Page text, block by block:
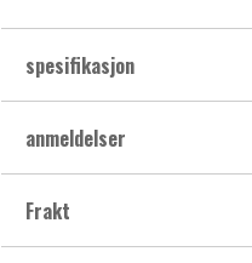
spesifikasjon
anmeldelser
Frakt